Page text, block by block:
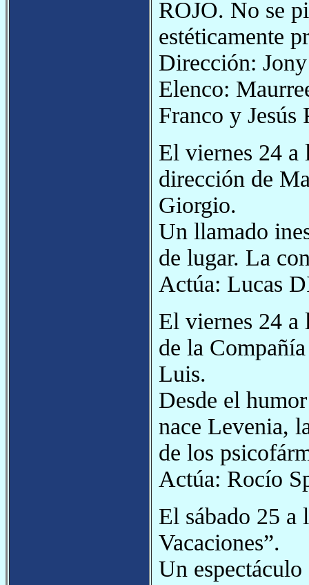
ROJO. No se
estéticamente
Dirección:
Elenco:
Franco y Jesús
El viernes 24 a
dirección de
Giorgio.
Un llamado
de lugar. La
Actúa: Lucas
El viernes 24 a
de la
Luis.
Desde el
nace Levenia,
de los
Actúa: Rocío
El sábado 25 a
Vacaciones”.
Un